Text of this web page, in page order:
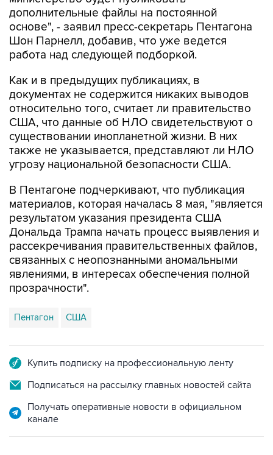
дополнительные файлы на постоянной
основе", - заявил пресс-секретарь Пентагона
Шон Парнелл, добавив, что уже ведется
работа над следующей подборкой.
Как и в предыдущих публикациях, в
документах не содержится никаких выводов
относительно того, считает ли правительство
США, что данные об НЛО свидетельствуют о
существовании инопланетной жизни. В них
также не указывается, представляют ли НЛО
угрозу национальной безопасности США.
В Пентагоне подчеркивают, что публикация
материалов, которая началась 8 мая, "является
результатом указания президента США
Дональда Трампа начать процесс выявления и
рассекречивания правительственных файлов,
связанных с неопознанными аномальными
явлениями, в интересах обеспечения полной
прозрачности".
Пентагон США
Купить подписку на профессиональную ленту
Подписаться на рассылку главных новостей сайта
Получать оперативные новости в официальном
канале